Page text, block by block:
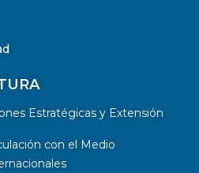
Estratégicas y Extensión
con el Medio